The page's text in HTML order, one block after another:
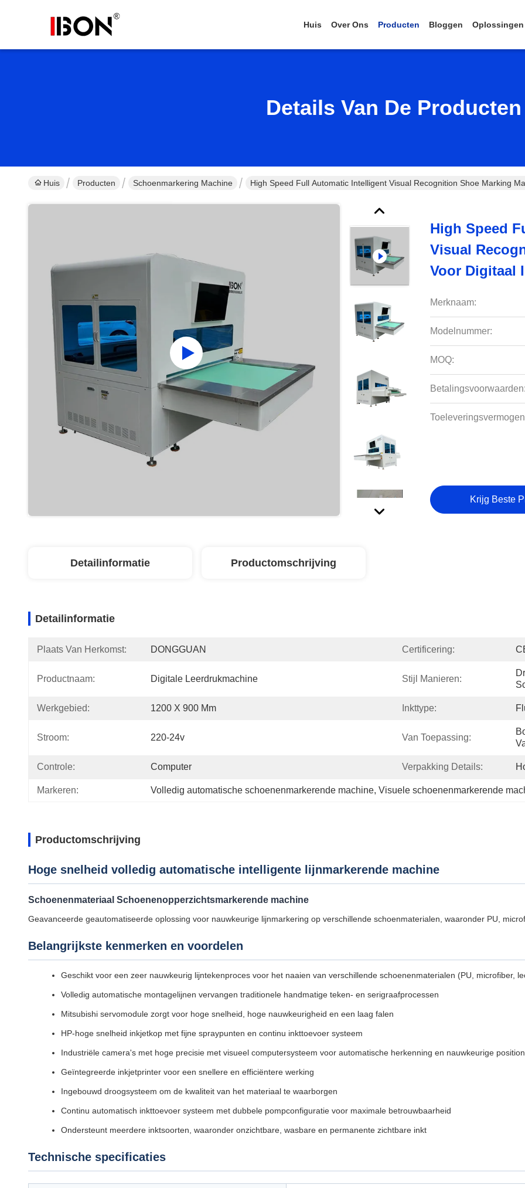
Huis Over Ons Producten Bloggen Oplossingen
Details Van De Producten
Huis Producten Schoenmarkering Machine High Speed Full Automatic Intelligent Visual Recognition Shoe Marking
High Speed
Visual
Voor Digitaal
Merknaam:
Modelnummer:
MOQ:
Betalingsvoorwaarden:
Krijg Beste
Detailinformatie Productomschrijving
Detailinformatie
Plaats Van Herkomst: DONGGUAN Certificering:
Productnaam: Digitale Leerdrukmachine Stijl Manieren:
Werkgebied: 1200 X 900 Mm Inkttype:
Stroom: 220-24v Van Toepassing:
Controle: Computer Verpakking Details:
Markeren: Volledig automatische schoenenmarkerende machine, Visuele schoenenmarkerende
Productomschrijving
Hoge snelheid volledig automatische intelligente lijnmarkerende machine
Schoenenmateriaal Schoenenopperzichtsmarkerende machine
Geavanceerde geautomatiseerde oplossing voor nauwkeurige lijnmarkering op verschillende schoenmaterialen, waaronder PU,
Belangrijkste kenmerken en voordelen
Geschikt voor een zeer nauwkeurig lijntekenproces voor het naaien van verschillende schoenenmaterialen (PU, microfiber,
Volledig automatische montagelijnen vervangen traditionele handmatige teken- en serigraafprocessen
Mitsubishi servomodule zorgt voor hoge snelheid, hoge nauwkeurigheid en een laag falen
HP-hoge snelheid inkjetkop met fijne spraypunten en continu inkttoevoer systeem
Industriële camera's met hoge precisie met visueel computersysteem voor automatische herkenning en nauwkeurige
Geïntegreerde inkjetprinter voor een snellere en efficiëntere werking
Ingebouwd droogsysteem om de kwaliteit van het materiaal te waarborgen
Continu automatisch inkttoevoer systeem met dubbele pompconfiguratie voor maximale betrouwbaarheid
Ondersteunt meerdere inktsoorten, waaronder onzichtbare, wasbare en permanente zichtbare inkt
Technische specificaties